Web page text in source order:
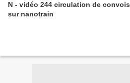
N - vidéo 244 circulation de convois
sur nanotrain